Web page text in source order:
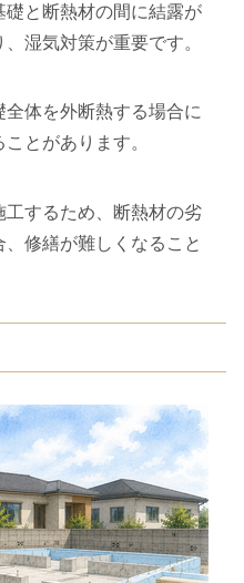
礎と断熱材の間に結露が
湿気対策が重要です。
全体を外断熱する場合に
とがあります。
工するため、断熱材の劣
修繕が難しくなること